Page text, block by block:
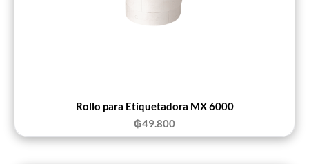
Rollo para Etiquetadora MX 6000
₲49.800